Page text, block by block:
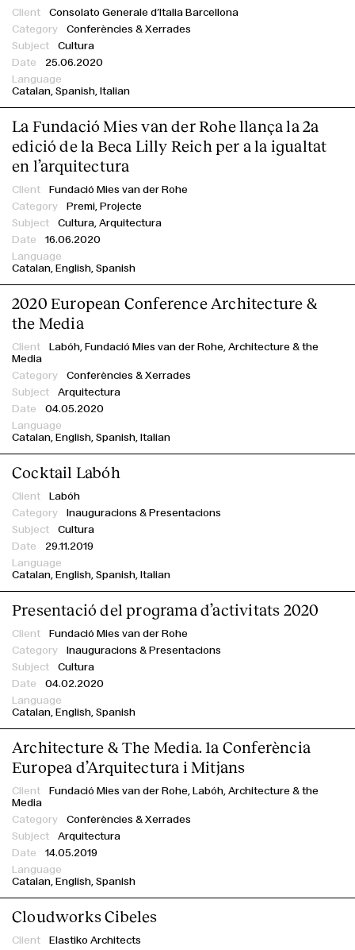
Consolato Generale d’Italia Barcellona
Conferències & Xerrades
Cultura
25.06.2020
Catalan Spanish Italian
La Fundació Mies van der Rohe llança la 2a
edició de la Beca Lilly Reich per a la igualtat
en l’arquitectura
Fundació Mies van der Rohe
Premi, Projecte
Cultura, Arquitectura
16.06.2020
Catalan English Spanish
2020 European Conference Architecture &
the Media
Labóh, Fundació Mies van der Rohe, Architecture & the
Media
Conferències & Xerrades
Arquitectura
04.05.2020
Catalan English Spanish Italian
Cocktail Labóh
Labóh
Inauguracions & Presentacions
Cultura
29.11.2019
Catalan English Spanish Italian
Presentació del programa d’activitats 2020
Fundació Mies van der Rohe
Inauguracions & Presentacions
Cultura
04.02.2020
Catalan English Spanish
Architecture & The Media. 1a Conferència
Europea d’Arquitectura i Mitjans
Fundació Mies van der Rohe, Labóh, Architecture & the
Media
Conferències & Xerrades
Arquitectura
14.05.2019
Catalan English Spanish
Cloudworks Cibeles
Elastiko Architects